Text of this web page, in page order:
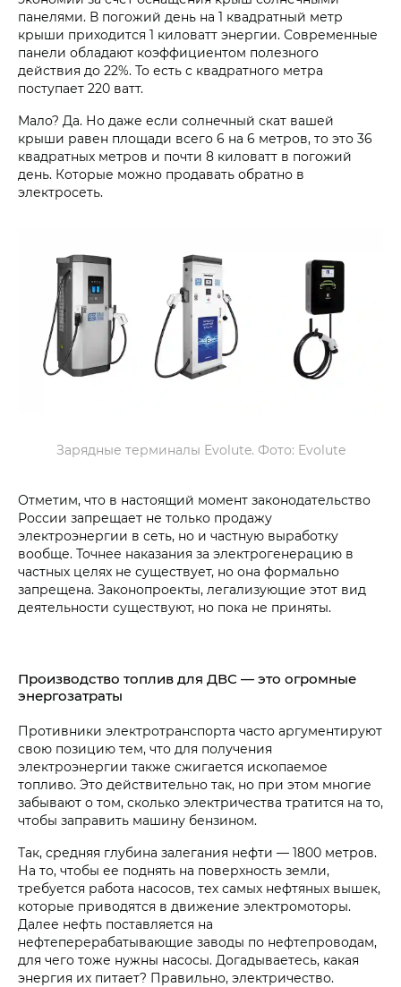
панелями. В погожий день на 1 квадратный метр
крыши приходится 1 киловатт энергии. Современные
панели обладают коэффициентом полезного
действия до 22%. То есть с квадратного метра
поступает 220 ватт.
Мало? Да. Но даже если солнечный скат вашей
крыши равен площади всего 6 на 6 метров, то это 36
квадратных метров и почти 8 киловатт в погожий
день. Которые можно продавать обратно в
электросеть.
Зарядные терминалы Evolute. Фото: Evolute
Отметим, что в настоящий момент законодательство
России запрещает не только продажу
электроэнергии в сеть, но и частную выработку
вообще. Точнее наказания за электрогенерацию в
частных целях не существует, но она формально
запрещена. Законопроекты, легализующие этот вид
деятельности существуют, но пока не приняты.
Производство топлив для ДВС — это огромные
энергозатраты
Противники электротранспорта часто аргументируют
свою позицию тем, что для получения
электроэнергии также сжигается ископаемое
топливо. Это действительно так, но при этом многие
забывают о том, сколько электричества тратится на то,
чтобы заправить машину бензином.
Так, средняя глубина залегания нефти — 1800 метров.
На то, чтобы ее поднять на поверхность земли,
требуется работа насосов, тех самых нефтяных вышек,
которые приводятся в движение электромоторы.
Далее нефть поставляется на
нефтеперерабатывающие заводы по нефтепроводам,
для чего тоже нужны насосы. Догадываетесь, какая
энергия их питает? Правильно, электричество.